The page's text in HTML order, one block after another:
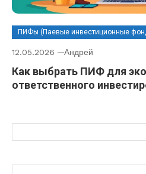
ПИФы (Паевые инвестиционные
12.05.2026 Андрей
Как выбрать ПИФ для
ответственного